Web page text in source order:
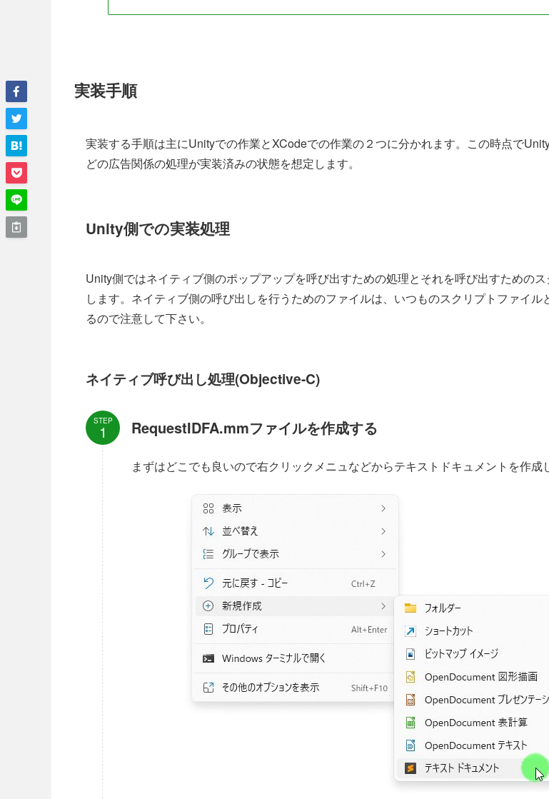
実装手順
実装する手順は主にUnityでの作業とXCodeでの作業の２つに分かれます。この時点で
どの広告関係の処理が実装済みの状態を想定します。
Unity側での実装処理
Unity側ではネイティブ側のポップアップを呼び出すための処理とそれを呼び出すための
します。ネイティブ側の呼び出しを行うためのファイルは、いつものスクリプトファイル
るので注意して下さい。
ネイティブ呼び出し処理(Objective-C)
STEP RequestIDFA.mmファイルを作成する
まずはどこでも良いので右クリックメニュなどからテキストドキュメントを作成